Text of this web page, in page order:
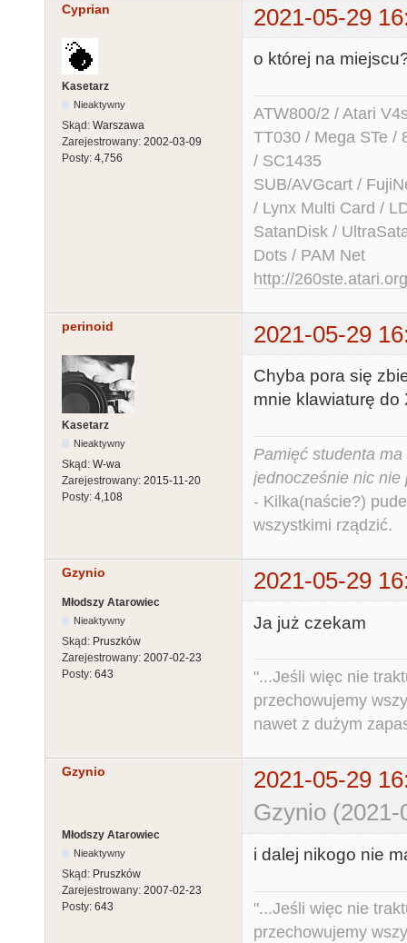
Cyprian 2021-05-29
Kasetarz
Nieaktywny
Skąd: Warszawa
Zarejestrowany: 2002-03-09
Posty: 4,756
o której na
ATW800/2 / Atari
TT030 / Mega STe /
/ SC1435
SUB/AVGcart /
/ Lynx Multi Card /
SatanDisk /
Dots / PAM Net
http://260ste.atari.org
perinoid 2021-05-29
Kasetarz
Nieaktywny
Skąd: W-wa
Zarejestrowany: 2015-11-20
Posty: 4,108
Chyba pora się
mnie klawiaturę do
Pamięć studenta
jednocześnie nic nie
- Kilka(naście?)
wszystkimi rządzić.
Gzynio 2021-05-29
Młodszy Atarowiec
Nieaktywny
Skąd: Pruszków
Zarejestrowany: 2007-02-23
Posty: 643
Ja już czekam
"...Jeśli więc nie
przechowujemy
nawet z dużym
Gzynio
2021-05-29
Gzynio
Młodszy Atarowiec
Nieaktywny
Skąd: Pruszków
Zarejestrowany: 2007-02-23
Posty: 643
i dalej nikogo nie
"...Jeśli więc nie
przechowujemy